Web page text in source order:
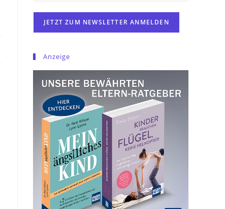
Anzeige